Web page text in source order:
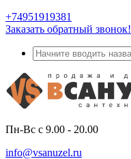
+74951919381
Заказать обратный звонок!
Пн-Вс с 9.00 - 20.00
info@vsanuzel.ru